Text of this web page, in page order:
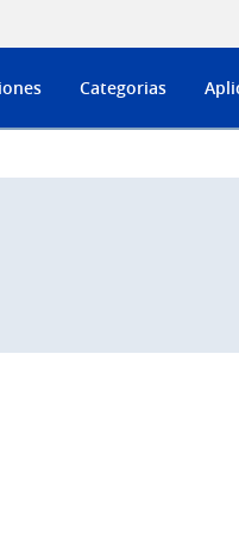
Categorias